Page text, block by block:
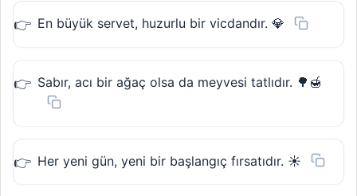
En büyük servet, huzurlu bir vicdandır. 💎
Sabır, acı bir ağaç olsa da meyvesi tatlıdır. 🌳🍯
Her yeni gün, yeni bir başlangıç fırsatıdır. ☀️